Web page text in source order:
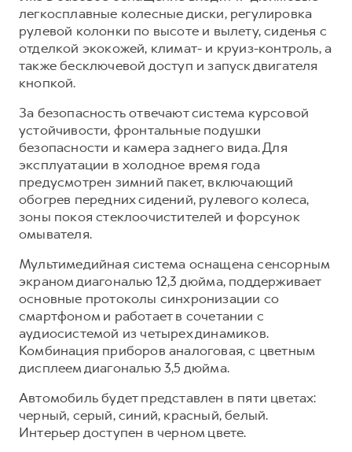
легкосплавные колесные диски, регулировка
рулевой колонки по высоте и вылету, сиденья с
отделкой экокожей, климат- и круиз-контроль, а
также бесключевой доступ и запуск двигателя
кнопкой.
За безопасность отвечают система курсовой
устойчивости, фронтальные подушки
безопасности и камера заднего вида. Для
эксплуатации в холодное время года
предусмотрен зимний пакет, включающий
обогрев передних сидений, рулевого колеса,
зоны покоя стеклоочистителей и форсунок
омывателя.
Мультимедийная система оснащена сенсорным
экраном диагональю 12,3 дюйма, поддерживает
основные протоколы синхронизации со
смартфоном и работает в сочетании с
аудиосистемой из четырех динамиков.
Комбинация приборов аналоговая, с цветным
дисплеем диагональю 3,5 дюйма.
Автомобиль будет представлен в пяти цветах:
черный, серый, синий, красный, белый.
Интерьер доступен в черном цвете.